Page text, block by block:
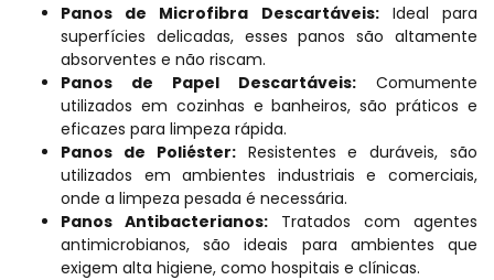
Panos de Microfibra Descartáveis:Ideal para
superfícies delicadas, esses panos são altamente
absorventes e não riscam.
Panos de Papel Descartáveis: Comumente
utilizados em cozinhas e banheiros, são práticos e
eficazes para limpeza rápida.
Panos de Poliéster:Resistentes e duráveis, são
utilizados em ambientes industriais e comerciais,
onde a limpeza pesada é necessária.
Panos Antibacterianos: Tratados com agentes
antimicrobianos, são ideais para ambientes que
exigem alta higiene, como hospitais e clínicas.